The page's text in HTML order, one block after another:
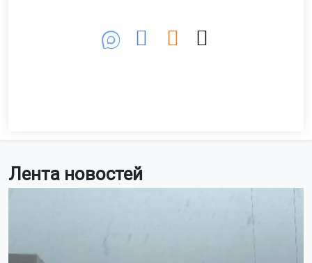
Лента новостей